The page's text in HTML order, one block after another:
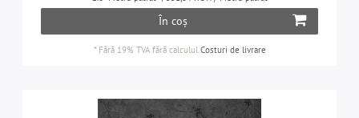
În coș
* Fără 19% TVAfără calculul Costuri de livrare